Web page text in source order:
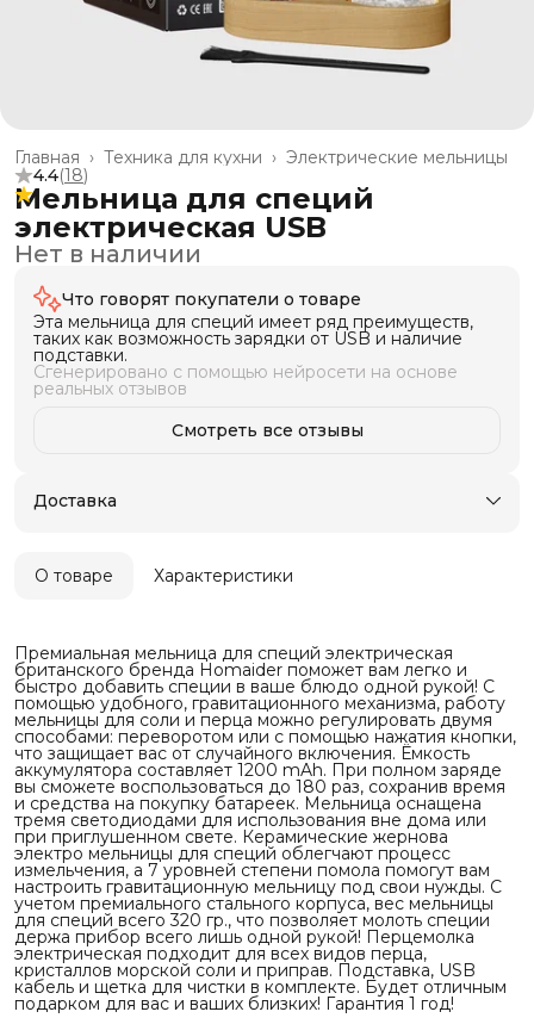
Электрические мельницы
Техника для кухни ›
Главная ›
4.4(18)
Мельница для специй
электрическая USB
Нет в наличии
Что говорят покупатели о товаре
Эта мельница для специй имеет ряд преимуществ,
таких как возможность зарядки от USB и наличие
подставки.
Сгенерировано с помощью нейросети на основе
реальных отзывов
Смотреть все отзывы
Доставка
О товаре Характеристики
Премиальная мельница для специй электрическая
британского бренда Homaider поможет вам легко и
быстро добавить специи в ваше блюдо одной рукой! С
помощью удобного, гравитационного механизма, работу
мельницы для соли и перца можно регулировать двумя
способами: переворотом или с помощью нажатия кнопки,
что защищает вас от случайного включения. Ёмкость
аккумулятора составляет 1200 mAh. При полном заряде
вы сможете воспользоваться до 180 раз, сохранив время
и средства на покупку батареек. Мельница оснащена
тремя светодиодами для использования вне дома или
при приглушенном свете. Керамические жернова
электро мельницы для специй облегчают процесс
измельчения, а 7 уровней степени помола помогут вам
настроить гравитационную мельницу под свои нужды. С
учетом премиального стального корпуса, вес мельницы
для специй всего 320 гр., что позволяет молоть специи
держа прибор всего лишь одной рукой! Перцемолка
электрическая подходит для всех видов перца,
кристаллов морской соли и приправ. Подставка, USB
кабель и щетка для чистки в комплекте. Будет отличным
подарком для вас и ваших близких! Гарантия 1 год!